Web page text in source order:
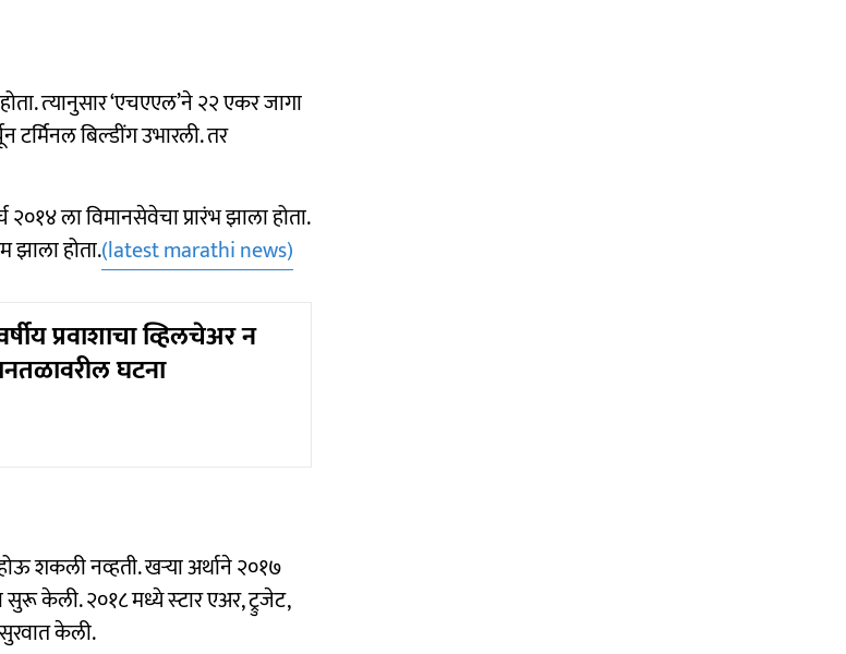
त्‍यानुसार ‘एचएएल’ने २२ एकर जागा
बिल्‍डींग उभारली. तर
ला विमानसेवेचा प्रारंभ झाला होता.
झाला होता.(latest marathi news)
प्रवाशाचा व्हिलचेअर न
घटना
शकली नव्‍हती. खऱ्या अर्थाने २०१७
केली. २०१८ मध्ये स्‍टार एअर, ट्रुजेट,
केली.